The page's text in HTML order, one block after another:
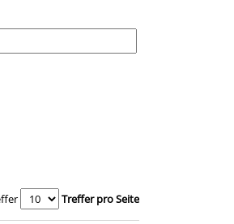
Treffer pro Seite